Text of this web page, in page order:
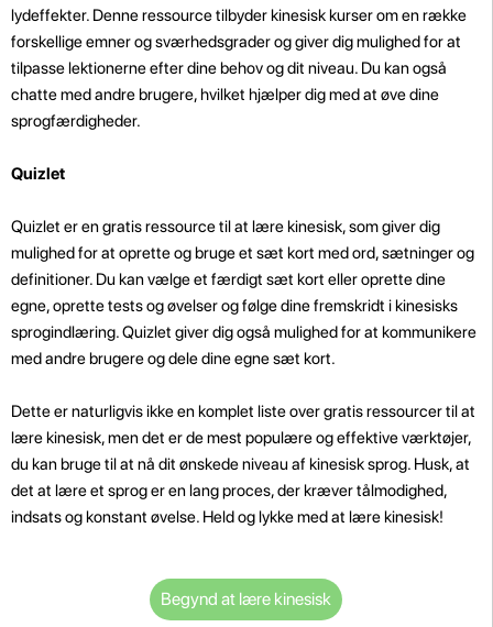
lydeffekter. Denne ressource tilbyder kinesisk kurser om en række
forskellige emner og sværhedsgrader og giver dig mulighed for at
tilpasse lektionerne efter dine behov og dit niveau. Du kan også
chatte med andre brugere, hvilket hjælper dig med at øve dine
sprogfærdigheder.
Quizlet
Quizlet er en gratis ressource til at lære kinesisk, som giver dig
mulighed for at oprette og bruge et sæt kort med ord, sætninger og
definitioner. Du kan vælge et færdigt sæt kort eller oprette dine
egne, oprette tests og øvelser og følge dine fremskridt i kinesisks
sprogindlæring. Quizlet giver dig også mulighed for at kommunikere
med andre brugere og dele dine egne sæt kort.
Dette er naturligvis ikke en komplet liste over gratis ressourcer til at
lære kinesisk, men det er de mest populære og effektive værktøjer,
du kan bruge til at nå dit ønskede niveau af kinesisk sprog. Husk, at
det at lære et sprog er en lang proces, der kræver tålmodighed,
indsats og konstant øvelse. Held og lykke med at lære kinesisk!
Begynd at lære kinesisk